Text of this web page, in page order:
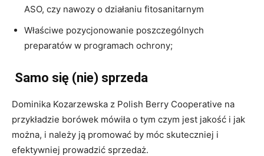
ASO, czy nawozy o działaniu fitosanitarnym
Właściwe pozycjonowanie poszczególnych
preparatów w programach ochrony;
Samo się (nie) sprzeda
Dominika Kozarzewska z Polish Berry Cooperative na
przykładzie borówek mówiła o tym czym jest jakość i jak
można, i należy ją promować by móc skuteczniej i
efektywniej prowadzić sprzedaż.